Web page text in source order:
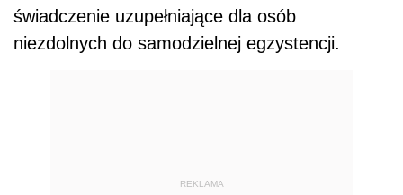
świadczenie uzupełniające dla osób
niezdolnych do samodzielnej egzystencji.
REKLAMA